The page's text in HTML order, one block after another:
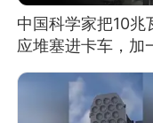
中国科学家把10兆
应堆塞进卡车，加